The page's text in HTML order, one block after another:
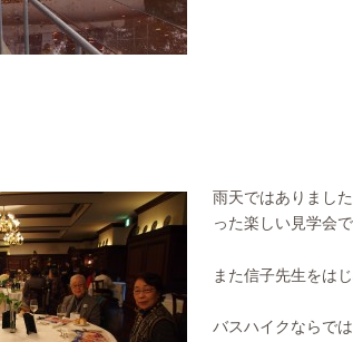
雨天ではありまし
った楽しい見学会で
また信子先生をは
バスハイクならで